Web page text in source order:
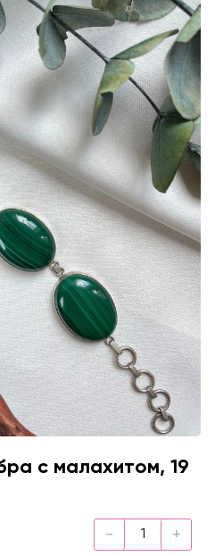
с малахитом, 19